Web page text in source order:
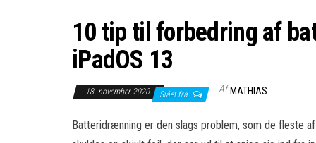
10 tip til forbedring af
iPadOS 13
18. november 2020 Slået fra Af MATHIAS
Batteridrænning er den slags problem, som de fleste